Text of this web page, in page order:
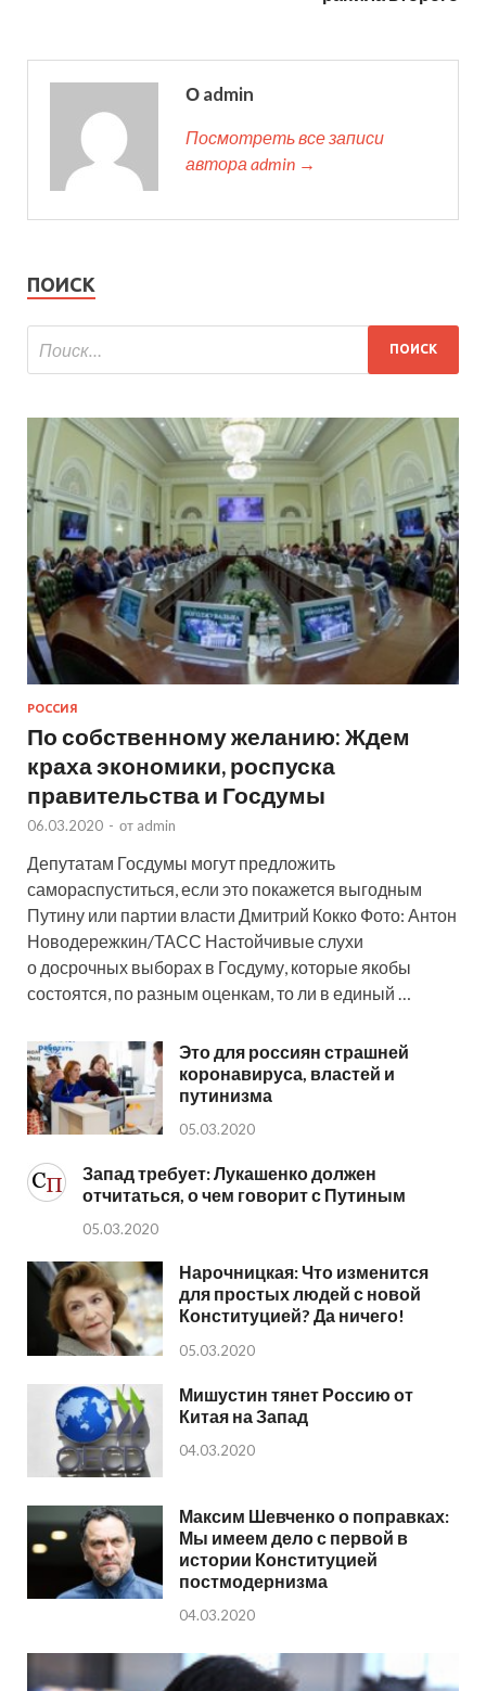
О admin
Посмотреть все записи
автора admin →
ПОИСК
РОССИЯ
По собственному желанию: Ждем
краха экономики, роспуска
правительства и Госдумы
06.03.2020 - от admin
Депутатам Госдумы могут предложить
самораспуститься, если это покажется выгодным
Путину или партии власти Дмитрий Кокко Фото: Антон
Новодережкин/ТАСС Настойчивые слухи
о досрочных выборах в Госдуму, которые якобы
состоятся, по разным оценкам, то ли в единый …
Это для россиян страшней
коронавируса, властей и
путинизма
05.03.2020
Запад требует: Лукашенко должен
отчитаться, о чем говорит с Путиным
05.03.2020
Нарочницкая: Что изменится
для простых людей с новой
Конституцией? Да ничего!
05.03.2020
Мишустин тянет Россию от
Китая на Запад
04.03.2020
Максим Шевченко о поправках:
Мы имеем дело с первой в
истории Конституцией
постмодернизма
04.03.2020